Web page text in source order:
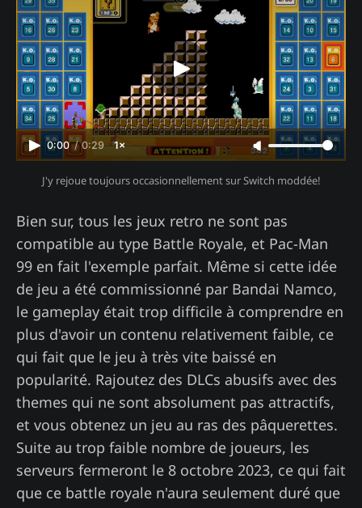
0:00 / 0:29 1×
J'y rejoue toujours occasionnellement sur Switch moddée!
Bien sur, tous les jeux retro ne sont pas
compatible au type Battle Royale, et Pac-Man
99 en fait l'exemple parfait. Même si cette idée
de jeu a été commissionné par Bandai Namco,
le gameplay était trop difficile à comprendre en
plus d'avoir un contenu relativement faible, ce
qui fait que le jeu à très vite baissé en
popularité. Rajoutez des DLCs abusifs avec des
themes qui ne sont absolument pas attractifs,
et vous obtenez un jeu au ras des pâquerettes.
Suite au trop faible nombre de joueurs, les
serveurs fermeront le 8 octobre 2023, ce qui fait
que ce battle royale n'aura seulement duré que